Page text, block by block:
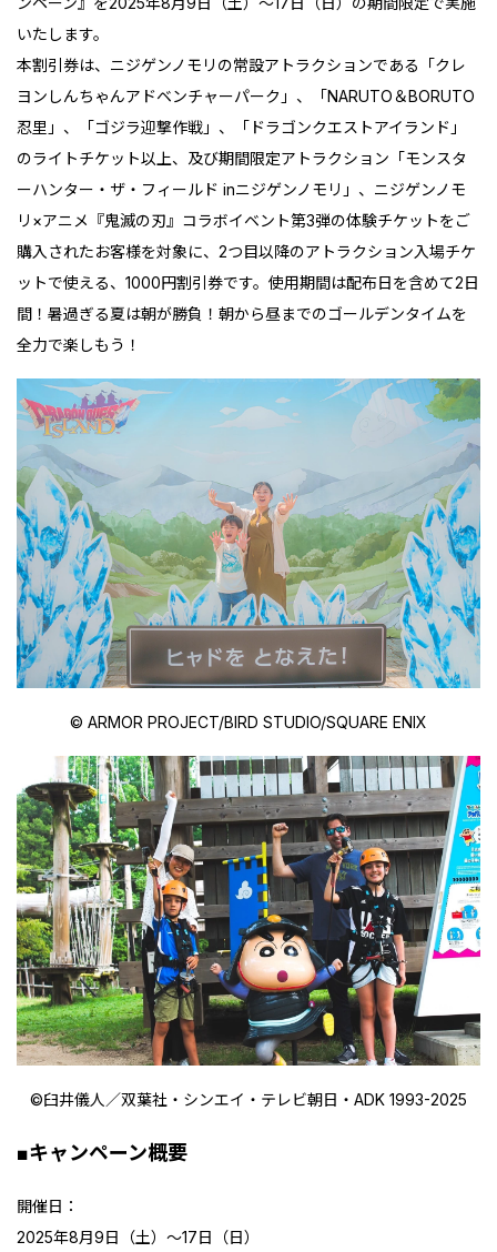
いたします。
本割引券は、ニジゲンノモリの常設アトラクションである「クレ
ヨンしんちゃんアドベンチャーパーク」、「NARUTO＆BORUTO
忍里」、「ゴジラ迎撃作戦」、「ドラゴンクエストアイランド」
のライトチケット以上、及び期間限定アトラクション「モンスタ
ーハンター・ザ・フィールド inニジゲンノモリ」、ニジゲンノモ
リ×アニメ『鬼滅の刃』コラボイベント第3弾の体験チケットをご
購入されたお客様を対象に、2つ目以降のアトラクション入場チケ
ットで使える、1000円割引券です。使用期間は配布日を含めて2日
間！暑過ぎる夏は朝が勝負！朝から昼までのゴールデンタイムを
全力で楽しもう！
© ARMOR PROJECT/BIRD STUDIO/SQUARE ENIX
©臼井儀人／双葉社・シンエイ・テレビ朝日・ADK 1993-2025
■キャンペーン概要
開催日：
2025年8月9日（土）～17日（日）